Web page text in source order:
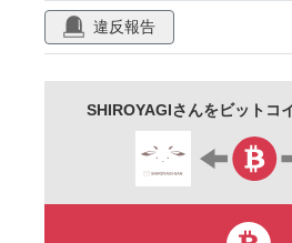
葉 枯れ葉 もみじ
11月 バナー
背景 壁紙 幾何学 チラシ
キャンペーン 赤紫
かわいい フラット
ベクター
違反報告
SHIROYAGIさんをビットコ